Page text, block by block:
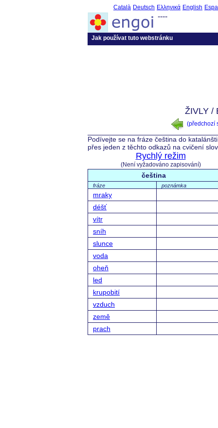
Català Deutsch Ελληνικά English
----
Jak používat tuto webstránku
ŽIVLY /
(předchozí
Podívejte se na fráze čeština do
přes jeden z těchto odkazů na cvičení
Rychlý režim
(Není vyžadováno zapisování)
čeština
fráze poznámka
mraky
déšť
vítr
sníh
slunce
voda
oheň
led
krupobití
vzduch
země
prach